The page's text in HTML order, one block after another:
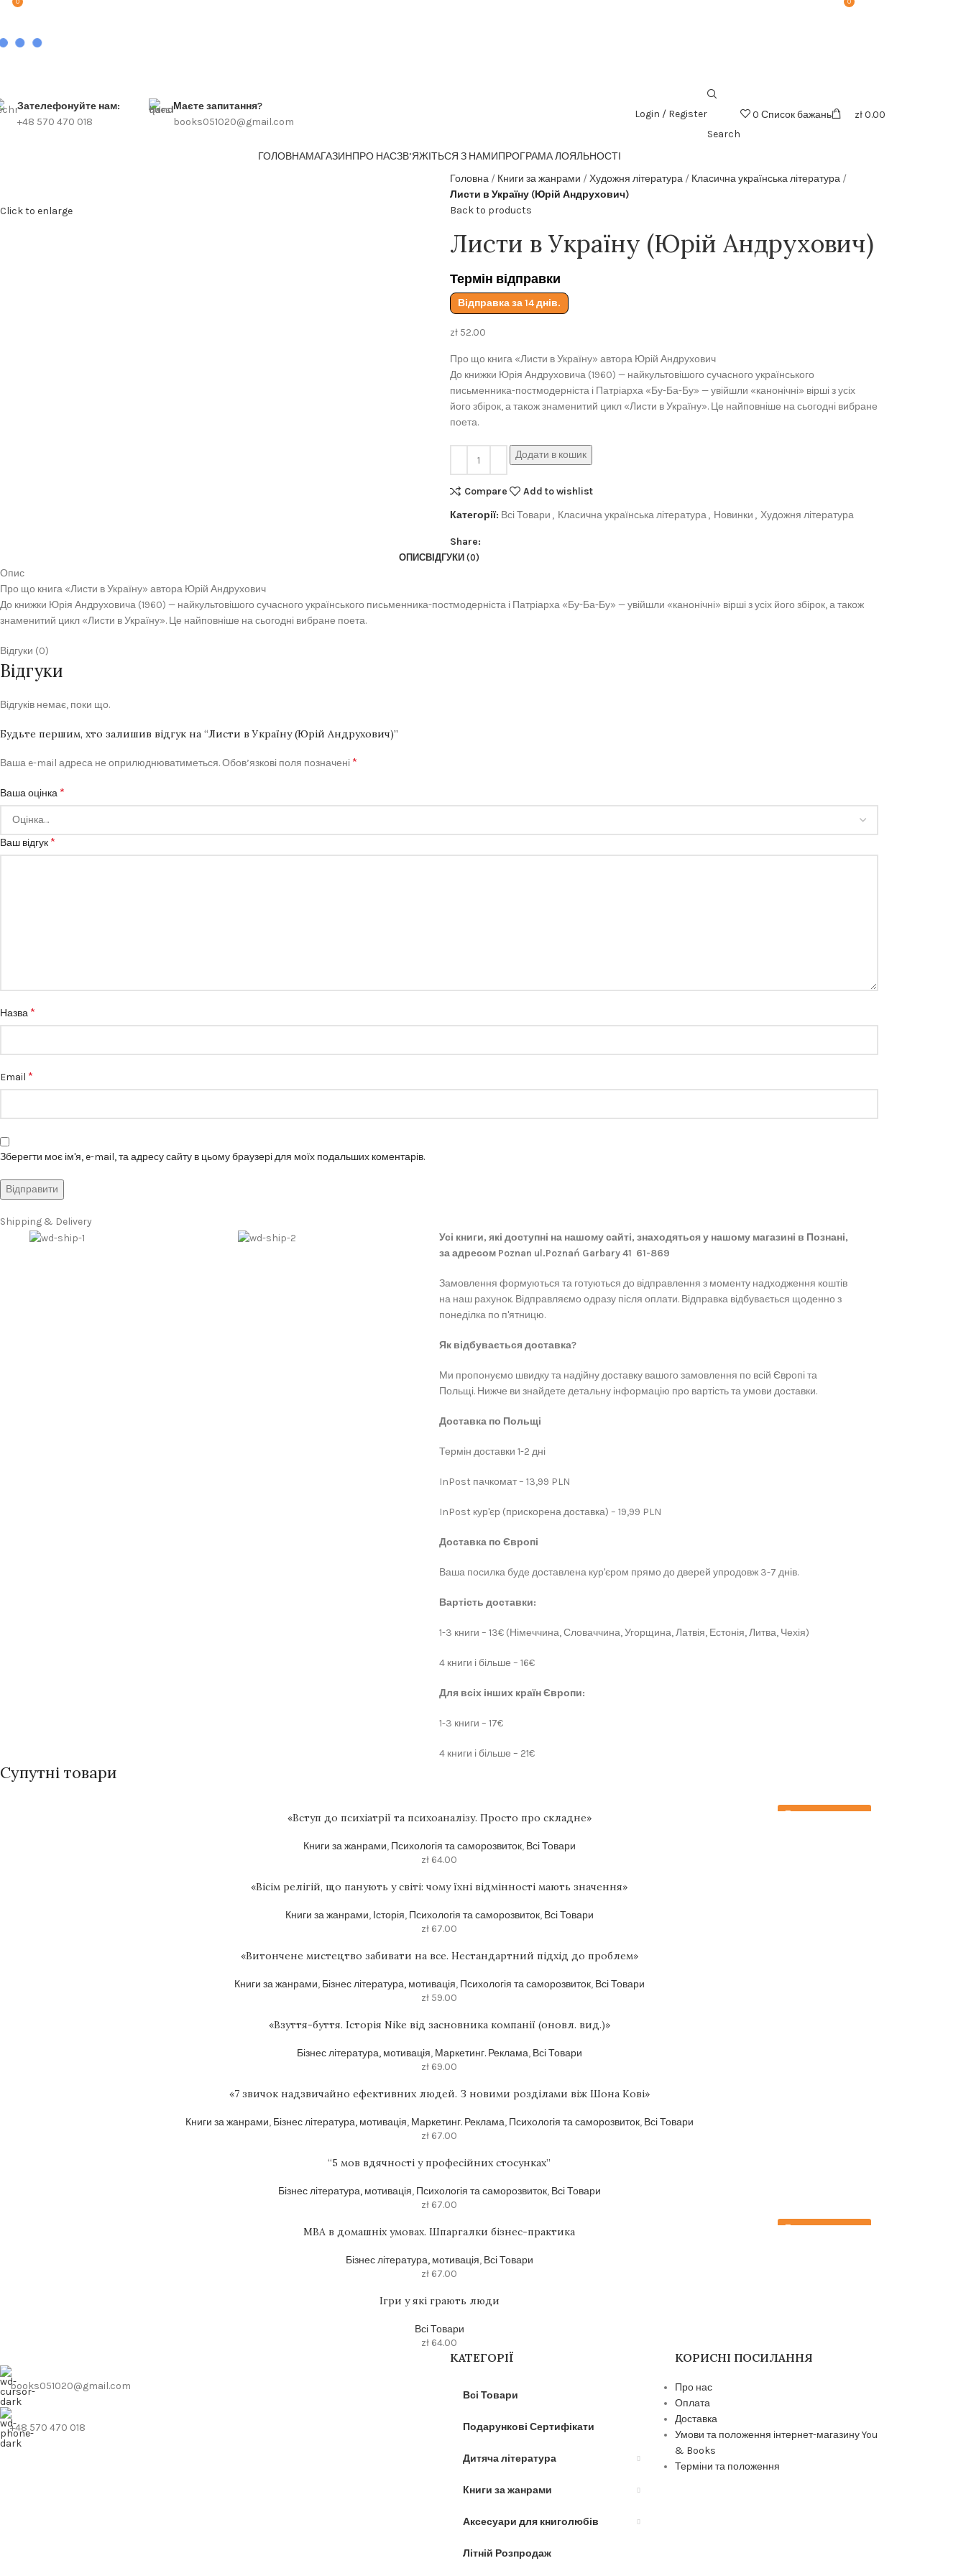
Зателефонуйте нам:
+48 570 470 018
Маєте запитання?
books051020@gmail.com
Login / Register
Search
0 Список бажань
0
zł0.00
ГОЛОВНАМАГАЗИНПРО НАСЗВ’ЯЖІТЬСЯ З НАМИПРОГРАМА ЛОЯЛЬНОСТІ
Click to enlarge
Головна Книги за жанрами Художня література
Класична українська література
Листи в Україну (Юрій Андрухович)
Back to products
Листи в Україну (Юрій Андрухович)
Термін відправки
Відправка за 14 днів.
zł52.00
Про що книга «Листи в Україну» автора Юрій Андрухович
До книжки Юрія Андруховича (1960) — найкультовішого сучасного українського
письменника-постмодерніста і Патріарха «Бу-Ба-Бу» — увійшли «канонічні» вірші з усіх
його збірок, а також знаменитий цикл «Листи в Україну». Це найповніше на сьогодні вибране
поета.
Додати в кошик
Compare
Add to wishlist
Категорії: Всі Товари , Класична українська література, Новинки , Художня література
Share:
ОПИСВІДГУКИ (0)
Опис
Про що книга «Листи в Україну» автора Юрій Андрухович
До книжки Юрія Андруховича (1960) — найкультовішого сучасного українського письменника-постмодерніста і Патріарха «Бу-Ба-Бу» — увійшли «канонічні» вірші з усіх його збірок, а також
знаменитий цикл «Листи в Україну». Це найповніше на сьогодні вибране поета.
Відгуки (0)
Відгуки
Відгуків немає, поки що.
Будьте першим, хто залишив відгук на “Листи в Україну (Юрій Андрухович)”
Ваша e-mail адреса не оприлюднюватиметься.Обов’язкові поля позначені *
Ваша оцінка *
Ваш відгук *
Назва *
Email *
Зберегти моє ім'я, e-mail, та адресу сайту в цьому браузері для моїх подальших коментарів.
Shipping & Delivery
Усі книги, які доступні на нашому сайті, знаходяться у нашому магазині в Познані,
за адресом Poznan ul.Poznań Garbary 41 61-869
Замовлення формуються та готуються до відправлення з моменту надходження коштів
на наш рахунок. Відправляємо одразу після оплати. Відправка відбувається щоденно з
понеділка по п'ятницю.
Як відбувається доставка?
Ми пропонуємо швидку та надійну доставку вашого замовлення по всій Європі та
Польщі. Нижче ви знайдете детальну інформацію про вартість та умови доставки.
Доставка по Польщі
Термін доставки 1-2 дні
InPost пачкомат – 13,99 PLN
InPost кур'єр (прискорена доставка) – 19,99 PLN
Доставка по Європі
Ваша посилка буде доставлена кур'єром прямо до дверей упродовж 3-7 днів.
Вартість доставки:
1-3 книги – 13€ (Німеччина, Словаччина, Угорщина, Латвія, Естонія, Литва, Чехія)
4 книги і більше – 16€
Для всіх інших країн Європи:
1-3 книги – 17€
4 книги і більше – 21€
Супутні товари
Передзамовлення
«Вступ до психіатрії та психоаналізу. Просто про складне»
Книги за жанрами, Психологія та саморозвиток, Всі Товари
zł 64.00
«Вісім релігій, що панують у світі: чому їхні відмінності мають значення»
Книги за жанрами, Історія, Психологія та саморозвиток, Всі Товари
zł 67.00
«Витончене мистецтво забивати на все. Нестандартний підхід до проблем»
Книги за жанрами, Бізнес література, мотивація, Психологія та саморозвиток, Всі Товари
zł 59.00
«Взуття-буття. Історія Nike від засновника компанії (оновл. вид.)»
Бізнес література, мотивація, Маркетинг. Реклама, Всі Товари
zł 69.00
«7 звичок надзвичайно ефективних людей. З новими розділами віж Шона Кові»
Книги за жанрами, Бізнес література, мотивація, Маркетинг. Реклама, Психологія та саморозвиток, Всі Товари
zł 67.00
“5 мов вдячності у професійних стосунках”
Бізнес література, мотивація, Психологія та саморозвиток, Всі Товари
zł 67.00
Передзамовлення
MBA в домашніх умовах. Шпаргалки бізнес-практика
Бізнес література, мотивація, Всі Товари
zł 67.00
Ігри у які грають люди
Всі Товари
zł 64.00
books051020@gmail.com
+48 570 470 018
КАТЕГОРІЇ
Всі Товари
Подарункові Сертифікати
Дитяча література
Книги за жанрами
Аксесуари для книголюбів
Літній Розпродаж
КОРИСНІ ПОСИЛАННЯ
Про нас
Оплата
Доставка
Умови та положення інтернет-магазину You
& Books
Терміни та положення
0